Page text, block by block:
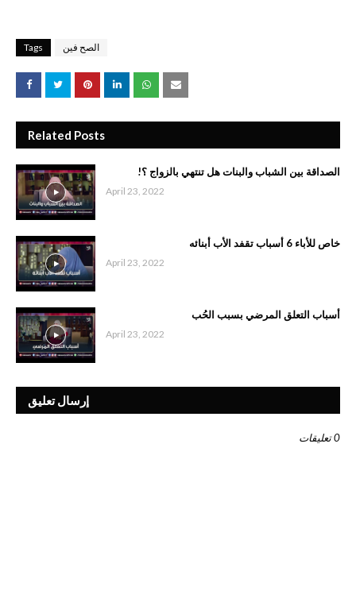
Tags الصح فين
Related Posts
الصداقة بين الشباب والبنات هل تنتهي بالزواج ؟!
April 23, 2022
خاص للأباء 6 أسباب تقفد الأب أبنائه
April 23, 2022
أسباب التعلق المرضي بسبب الحُب
April 23, 2022
إرسال تعليق
0 تعليقات